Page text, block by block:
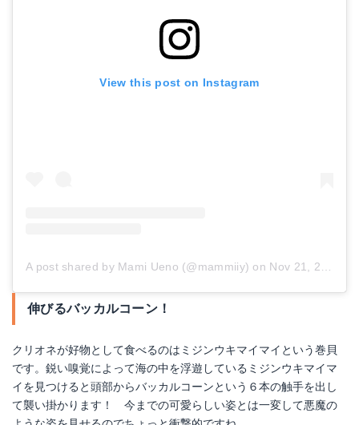
View this post on Instagram
A post shared by Mami Ueno (@mammiiy) on Nov 21, 2017 at 6:12am PST
伸びるバッカルコーン！
クリオネが好物として食べるのはミジンウキマイマイという巻貝
です。鋭い嗅覚によって海の中を浮遊しているミジンウキマイマ
イを見つけると頭部からバッカルコーンという６本の触手を出し
て襲い掛かります！ 今までの可愛らしい姿とは一変して悪魔の